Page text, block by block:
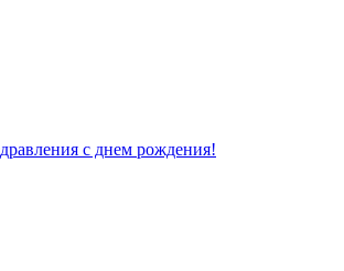
с днем рождения!